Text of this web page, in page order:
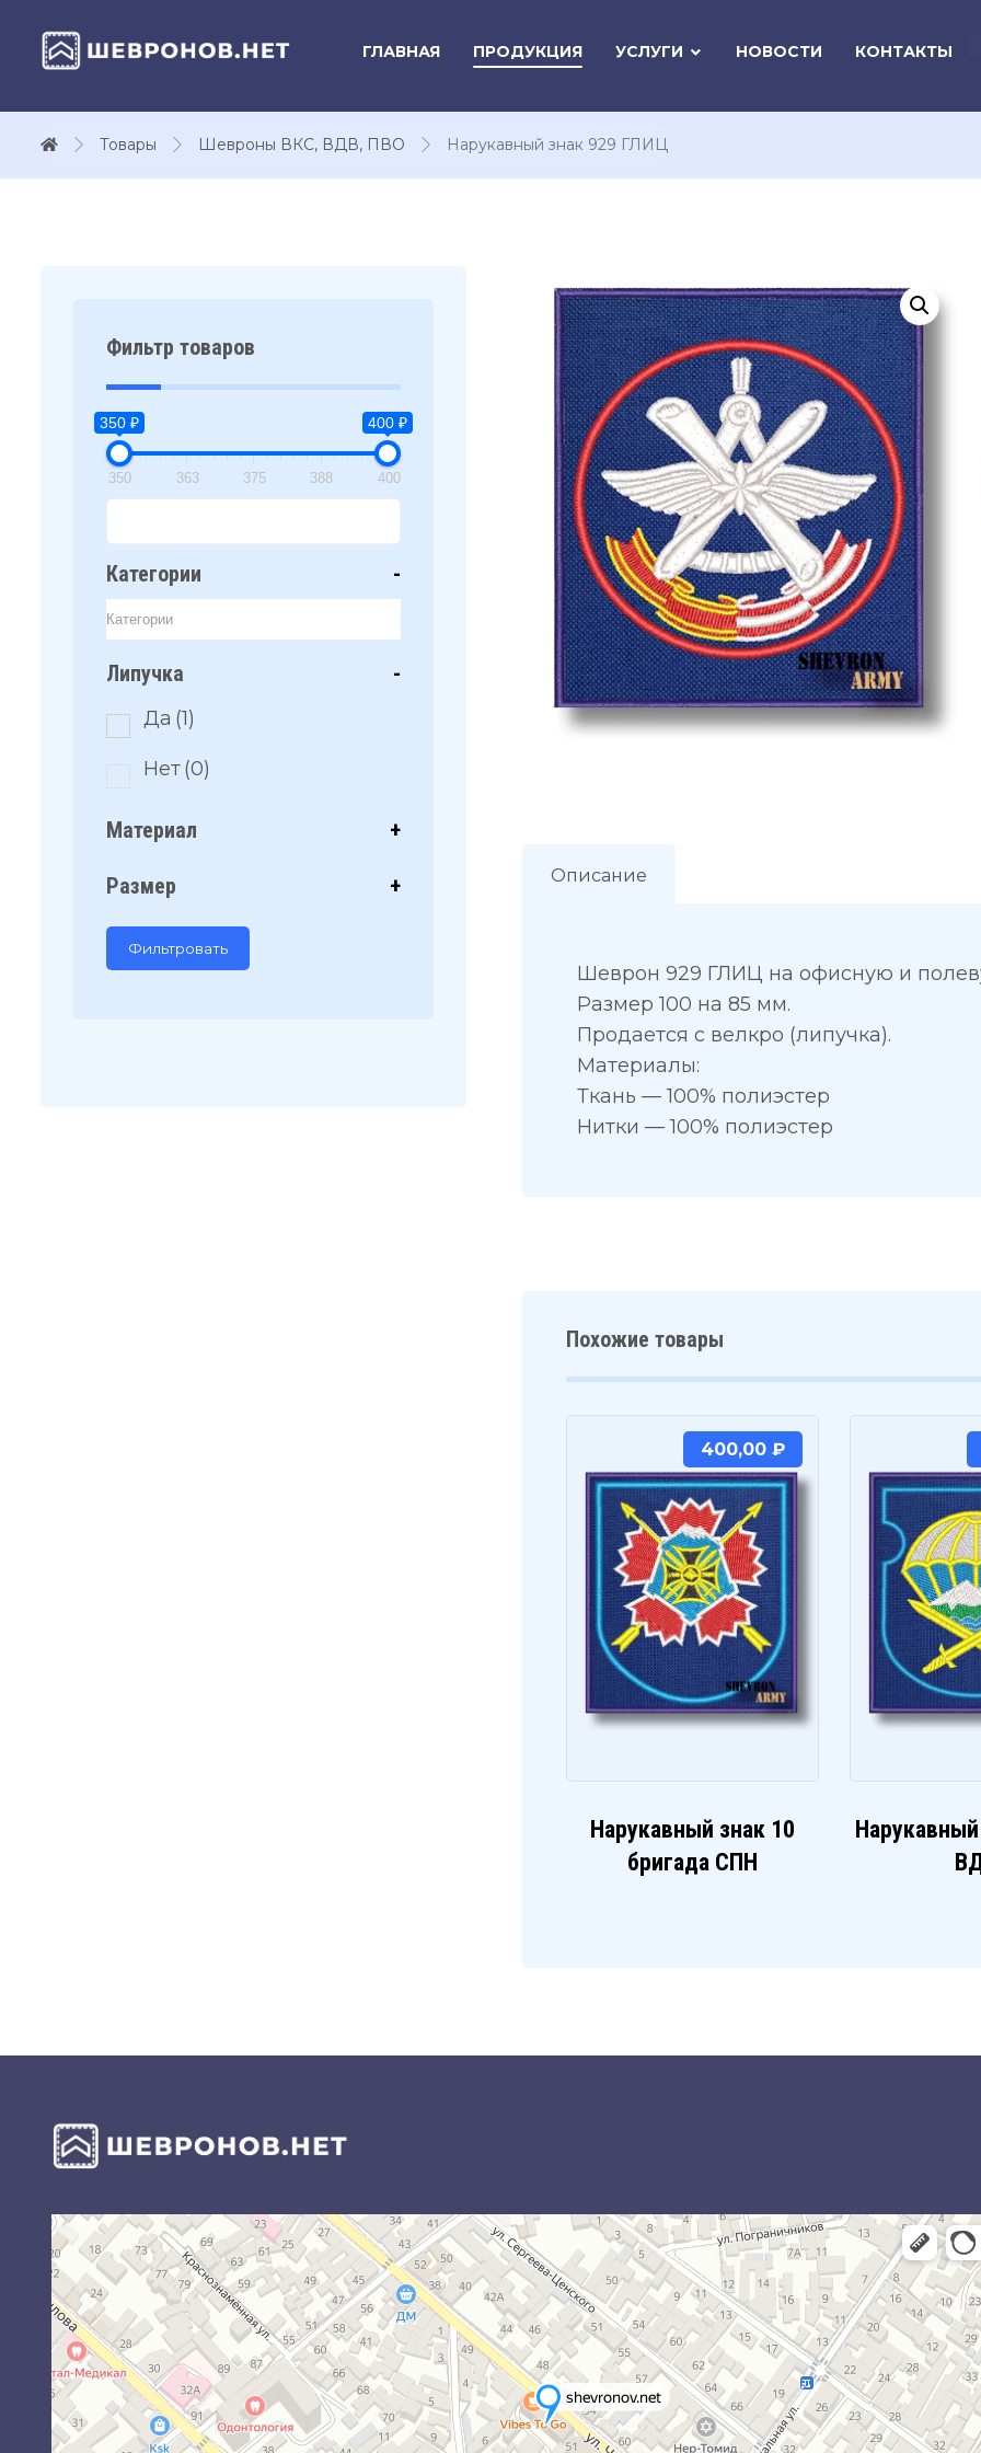
ГЛАВНАЯ ПРОДУКЦИЯ УСЛУГИ НОВОСТИ КОНТАКТЫ
Товары Шевроны ВКС, ВДВ, ПВО Нарукавный знак 929 ГЛИЦ
Описание
Шеврон 929 ГЛИЦ на офисную и
Размер 100 на 85 мм.
Продается с велкро (липучка).
Материалы:
Ткань — 100% полиэстер
Нитки — 100% полиэстер
Похожие товары
Нарукавный знак 10
бригада СПН
400,00 ₽
Фильтр товаров
350 ₽ 400 ₽
350 363 375 388 400
Категории -
Липучка -
Да (1)
Нет(0)
Материал +
Размер +
Фильтровать